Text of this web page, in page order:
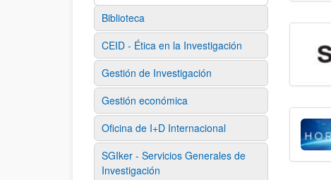
Biblioteca
CEID - Ética en la Investigación
Gestión de Investigación
Gestión económica
Oficina de I+D Internacional
SGIker - Servicios Generales de
Investigación